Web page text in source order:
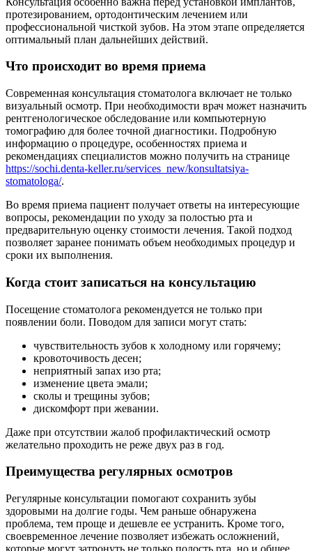
протезированием, ортодонтическим лечением или
профессиональной чисткой зубов. На этом этапе определяется
оптимальный план дальнейших действий.
Что происходит во время приема
Современная консультация стоматолога включает не только
визуальный осмотр. При необходимости врач может назначить
рентгенологическое обследование или компьютерную
томографию для более точной диагностики. Подробную
информацию о процедуре, особенностях приема и
рекомендациях специалистов можно получить на странице
https://sochi.denta-keller.ru/services_new/konsultatsiya-
stomatologa/.
Во время приема пациент получает ответы на интересующие
вопросы, рекомендации по уходу за полостью рта и
предварительную оценку стоимости лечения. Такой подход
позволяет заранее понимать объем необходимых процедур и
сроки их выполнения.
Когда стоит записаться на консультацию
Посещение стоматолога рекомендуется не только при
появлении боли. Поводом для записи могут стать:
чувствительность зубов к холодному или горячему;
кровоточивость десен;
неприятный запах изо рта;
изменение цвета эмали;
сколы и трещины зубов;
дискомфорт при жевании.
Даже при отсутствии жалоб профилактический осмотр
желательно проходить не реже двух раз в год.
Преимущества регулярных осмотров
Регулярные консультации помогают сохранить зубы
здоровыми на долгие годы. Чем раньше обнаружена
проблема, тем проще и дешевле ее устранить. Кроме того,
своевременное лечение позволяет избежать осложнений,
которые могут затронуть не только полость рта, но и общее